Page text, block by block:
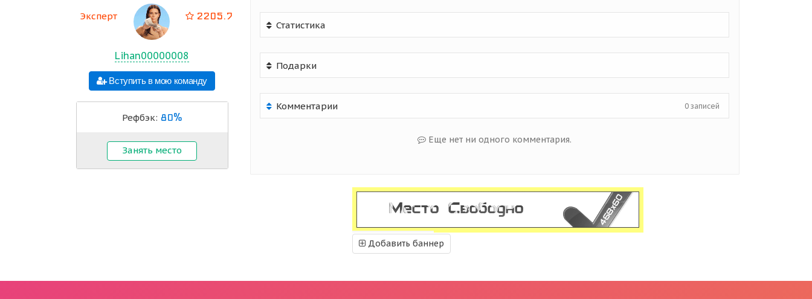
Статистика
Подарки
Комментарии 0 записей
Еще нет ни одного комментария.
Добавить баннер
Эксперт 2205.7
Lihan00000008
Вступить в мою команду
Рефбэк: 80%
Занять место